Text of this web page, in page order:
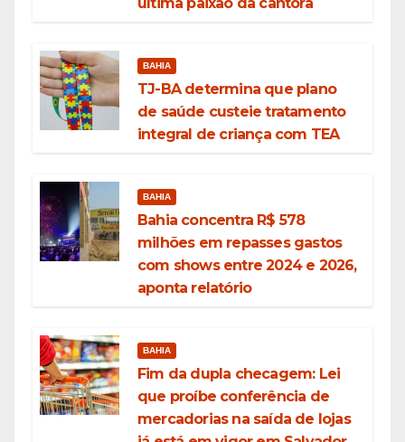
última paixão da cantora
BAHIA
TJ-BA determina que plano
de saúde custeie tratamento
integral de criança com TEA
BAHIA
Bahia concentra R$ 578
milhões em repasses gastos
com shows entre 2024 e 2026,
aponta relatório
BAHIA
Fim da dupla checagem: Lei
que proíbe conferência de
mercadorias na saída de lojas